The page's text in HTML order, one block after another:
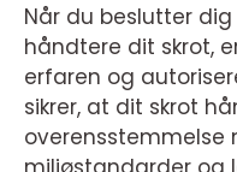
Når du beslutter
håndtere dit skrot,
erfaren og
sikrer, at dit skrot